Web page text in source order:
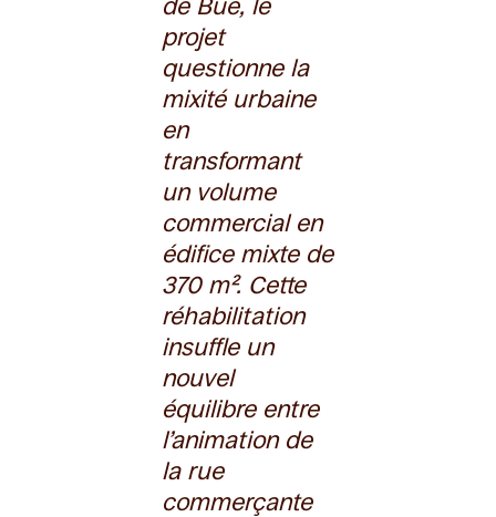
de Bue, le
projet
questionne la
mixité urbaine
en
transformant
un volume
commercial en
édifice mixte de
370 m². Cette
réhabilitation
insuffle un
nouvel
équilibre entre
l’animation de
la rue
commerçante